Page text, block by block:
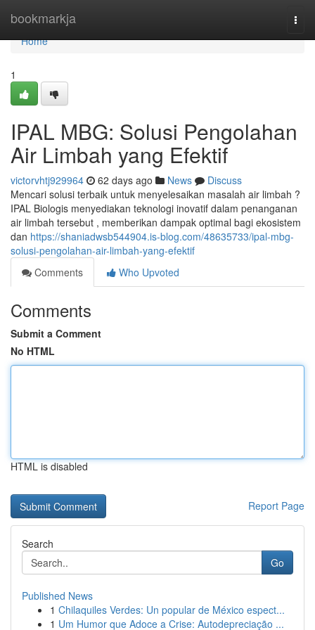
bookmarkja
Home
Home
1
IPAL MBG: Solusi Pengolahan
Air Limbah yang Efektif
victorvhtj929964 62 days ago News
Discuss
Mencari solusi terbaik untuk menyelesaikan masalah air limbah ?
IPAL Biologis menyediakan teknologi inovatif dalam penanganan
air limbah tersebut , memberikan dampak optimal bagi ekosistem
dan https://shaniadwsb544904.is-blog.com/48635733/ipal-mbg-
solusi-pengolahan-air-limbah-yang-efektif
Comments
Who Upvoted
Comments
Submit a Comment
No HTML
HTML is disabled
Report Page
Search
Go
Published News
1 Chilaquiles Verdes: Un popular de México espect...
1 Um Humor que Adoce a Crise: Autodepreciação ...